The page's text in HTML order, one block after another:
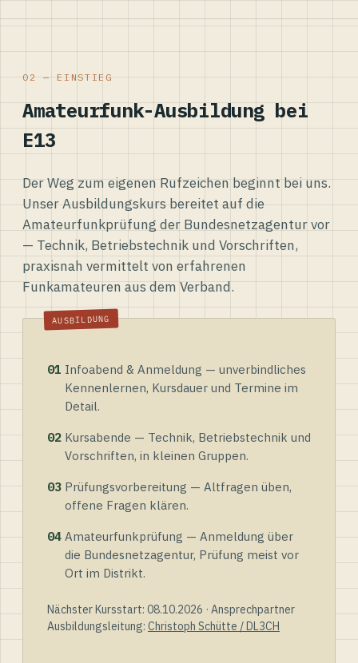
02 — EINSTIEG
Amateurfunk-Ausbildung bei
E13
Der Weg zum eigenen Rufzeichen beginnt bei uns.
Unser Ausbildungskurs bereitet auf die
Amateurfunkprüfung der Bundesnetzagentur vor
— Technik, Betriebstechnik und Vorschriften,
praxisnah vermittelt von erfahrenen
Funkamateuren aus dem Verband.
01 Infoabend & Anmeldung — unverbindliches
Kennenlernen, Kursdauer und Termine im
Detail.
02 Kursabende — Technik, Betriebstechnik und
Vorschriften, in kleinen Gruppen.
03 Prüfungsvorbereitung — Altfragen üben,
offene Fragen klären.
04 Amateurfunkprüfung — Anmeldung über
die Bundesnetzagentur, Prüfung meist vor
Ort im Distrikt.
Nächster Kursstart: 08.10.2026 · Ansprechpartner
Ausbildungsleitung: Christoph Schütte / DL3CH